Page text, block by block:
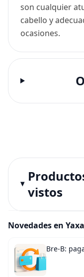
son cualquier
cabello y
ocasiones.
vistos
Novedades en Yaxa
Bre-B: